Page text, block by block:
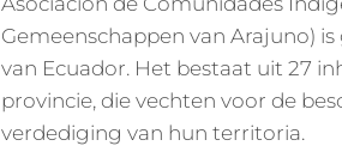
Gemeenschappen van Arajuno)
van Ecuador. Het bestaat uit 27
provincie, die vechten voor de
verdediging van hun territoria.